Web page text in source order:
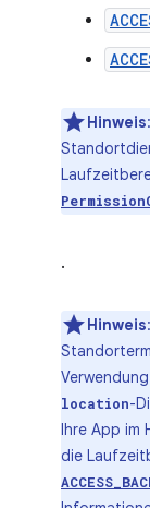
Hinweis
.
Hinweis
location-
Ihre App im
die